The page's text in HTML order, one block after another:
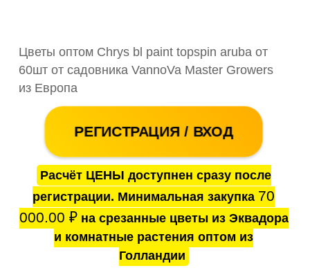
Цветы оптом Chrys bl paint topspin aruba от
60шт от садовника VannoVa Master Growers
из Европа
РЕГИСТРАЦИЯ / ВХОД
Расчёт ЦЕНЫ доступнен сразу после
регистрации. Минимальная закупка 70
000.00 ₽на срезанные цветы из Эквадора
и комнатные растения оптом из
Голландии